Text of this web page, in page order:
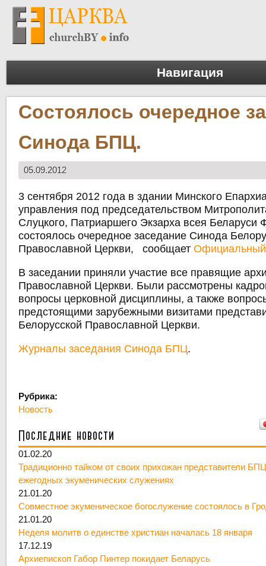
Навигация
Состоялось очередное
Синода БПЦ.
05.09.2012
3 сентября 2012 года в здании Минского
управления под председательством
Слуцкого, Патриаршего Экзарха всея Беларуси
состоялось очередное заседание Синода
Православной Церкви, сообщает
В заседании приняли участие все правящие
Православной Церкви. Были рассмотрены
вопросы церковной дисциплины, а также
предстоящими зарубежными визитами
Белорусской Православной Церкви.
Журналы заседания Синода БПЦ.
Рубрика:
Новость
Последние новости
01.02.20
Традиционно тайком от своих прихожан представители
ежегодных экуменических служениях
21.01.20
Совместное экуменическое богослужение состоялось в
21.01.20
Неделя молитв о единстве христиан началась 18 января
17.12.19
Архиепископ Габор Пинтер покидает Беларусь